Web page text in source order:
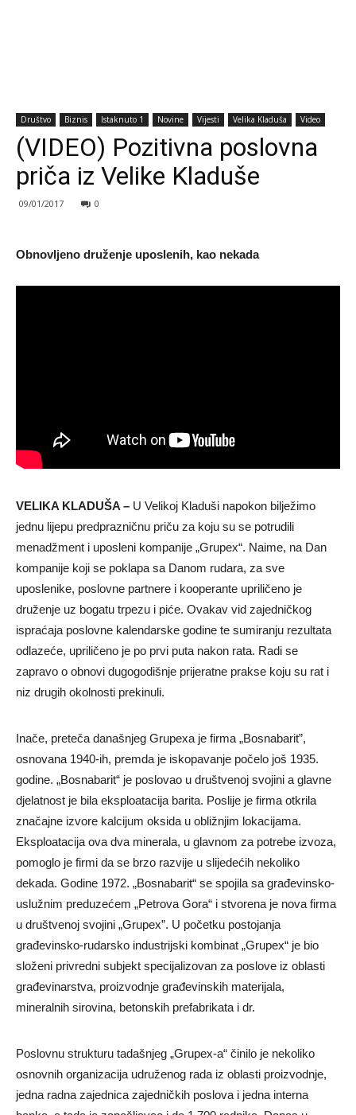
Društvo Biznis Istaknuto 1 Novine Vijesti Velika Kladuša Video
(VIDEO) Pozitivna poslovna
priča iz Velike Kladuše
09/01/2017 0
Obnovljeno druženje uposlenih, kao nekada
VELIKA KLADUŠA – U Velikoj Kladuši napokon bilježimo
jednu lijepu predprazničnu priču za koju su se potrudili
menadžment i uposleni kompanije „Grupex“. Naime, na Dan
kompanije koji se poklapa sa Danom rudara, za sve
uposlenike, poslovne partnere i kooperante upriličeno je
druženje uz bogatu trpezu i piće. Ovakav vid zajedničkog
ispraćaja poslovne kalendarske godine te sumiranju rezultata
odlazeće, upriličeno je po prvi puta nakon rata. Radi se
zapravo o obnovi dugogodišnje prijeratne prakse koju su rat i
niz drugih okolnosti prekinuli.
Inače, preteča današnjeg Grupexa je firma „Bosnabarit”,
osnovana 1940-ih, premda je iskopavanje počelo još 1935.
godine. „Bosnabarit“ je poslovao u društvenoj svojini a glavne
djelatnost je bila eksploatacija barita. Poslije je firma otkrila
značajne izvore kalcijum oksida u obližnjim lokacijama.
Eksploatacija ova dva minerala, u glavnom za potrebe izvoza,
pomoglo je firmi da se brzo razvije u slijedećih nekoliko
dekada. Godine 1972. „Bosnabarit“ se spojila sa građevinsko-
uslužnim preduzećem „Petrova Gora“ i stvorena je nova firma
u društvenoj svojini „Grupex”. U početku postojanja
građevinsko-rudarsko industrijski kombinat „Grupex“ je bio
složeni privredni subjekt specijalizovan za poslove iz oblasti
građevinarstva, proizvodnje građevinskih materijala,
mineralnih sirovina, betonskih prefabrikata i dr.
Poslovnu strukturu tadašnjeg „Grupex-a“ činilo je nekoliko
osnovnih organizacija udruženog rada iz oblasti proizvodnje,
jedna radna zajednica zajedničkih poslova i jedna interna